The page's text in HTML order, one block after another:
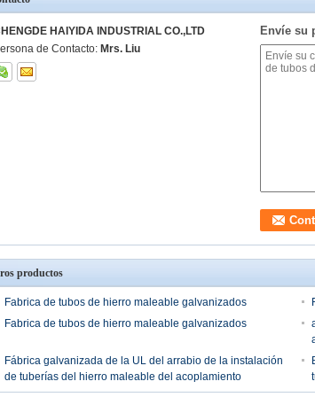
HAIYIDA INDUSTRIAL CO.,LTD
de Contacto: Mrs. Liu
Envíe su
productos
Fabrica de tubos de hierro maleable galvanizados
Fabrica de tubos de hierro maleable galvanizados
Fábrica galvanizada de la UL del arrabio de la instalación
de tuberías del hierro maleable del acoplamiento